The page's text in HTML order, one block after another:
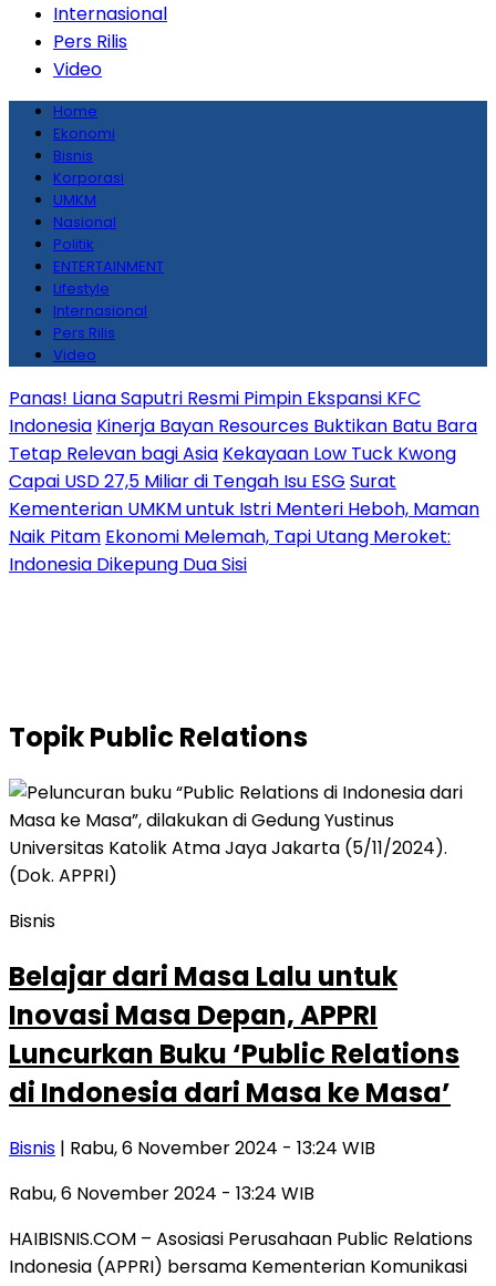
Internasional
Pers Rilis
Video
Home
Ekonomi
Bisnis
Korporasi
UMKM
Nasional
Politik
ENTERTAINMENT
Lifestyle
Internasional
Pers Rilis
Video
Panas! Liana Saputri Resmi Pimpin Ekspansi KFC
Indonesia Kinerja Bayan Resources Buktikan Batu Bara
Tetap Relevan bagi Asia Kekayaan Low Tuck Kwong
Capai USD 27,5 Miliar di Tengah Isu ESG Surat
Kementerian UMKM untuk Istri Menteri Heboh, Maman
Naik Pitam Ekonomi Melemah, Tapi Utang Meroket:
Indonesia Dikepung Dua Sisi
TopikPublic Relations
Bisnis
Belajar dari Masa Lalu untuk
Inovasi Masa Depan, APPRI
Luncurkan Buku ‘Public Relations
di Indonesia dari Masa ke Masa’
Bisnis | Rabu, 6 November 2024 - 13:24 WIB
Rabu, 6 November 2024 - 13:24 WIB
HAIBISNIS.COM – Asosiasi Perusahaan Public Relations
Indonesia (APPRI) bersama Kementerian Komunikasi